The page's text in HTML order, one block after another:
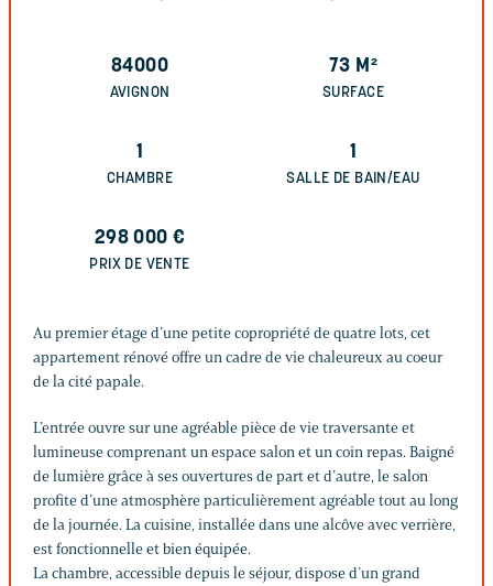
84000
AVIGNON
73 M²
SURFACE
1
CHAMBRE
1
SALLE DE BAIN/EAU
298 000 €
PRIX DE VENTE
Au premier étage d’une petite copropriété de quatre lots, cet
appartement rénové offre un cadre de vie chaleureux au coeur
de la cité papale.
L’entrée ouvre sur une agréable pièce de vie traversante et
lumineuse comprenant un espace salon et un coin repas. Baigné
de lumière grâce à ses ouvertures de part et d’autre, le salon
profite d’une atmosphère particulièrement agréable tout au long
de la journée. La cuisine, installée dans une alcôve avec verrière,
est fonctionnelle et bien équipée.
La chambre, accessible depuis le séjour, dispose d’un grand